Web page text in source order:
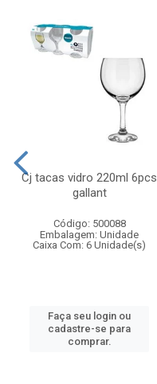
Cj tacas vidro 220ml 6pcs
gallant
Código: 500088
Embalagem: Unidade
Caixa Com: 6 Unidade(s)
Faça seu login ou
cadastre-se para
comprar.